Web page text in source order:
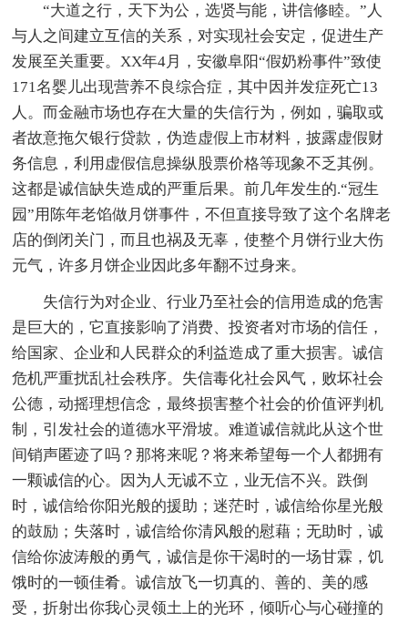
“大道之行，天下为公，选贤与能，讲信修睦。”人
与人之间建立互信的关系，对实现社会安定，促进生产
发展至关重要。XX年4月，安徽阜阳“假奶粉事件”致使
171名婴儿出现营养不良综合症，其中因并发症死亡13
人。而金融市场也存在大量的失信行为，例如，骗取或
者故意拖欠银行贷款，伪造虚假上市材料，披露虚假财
务信息，利用虚假信息操纵股票价格等现象不乏其例。
这都是诚信缺失造成的严重后果。前几年发生的.“冠生
园”用陈年老馅做月饼事件，不但直接导致了这个名牌老
店的倒闭关门，而且也祸及无辜，使整个月饼行业大伤
元气，许多月饼企业因此多年翻不过身来。
失信行为对企业、行业乃至社会的信用造成的危害
是巨大的，它直接影响了消费、投资者对市场的信任，
给国家、企业和人民群众的利益造成了重大损害。诚信
危机严重扰乱社会秩序。失信毒化社会风气，败坏社会
公德，动摇理想信念，最终损害整个社会的价值评判机
制，引发社会的道德水平滑坡。难道诚信就此从这个世
间销声匿迹了吗？那将来呢？将来希望每一个人都拥有
一颗诚信的心。因为人无诚不立，业无信不兴。跌倒
时，诚信给你阳光般的援助；迷茫时，诚信给你星光般
的鼓励；失落时，诚信给你清风般的慰藉；无助时，诚
信给你波涛般的勇气，诚信是你干渴时的一场甘霖，饥
饿时的一顿佳肴。诚信放飞一切真的、善的、美的感
受，折射出你我心灵领土上的光环，倾听心与心碰撞的